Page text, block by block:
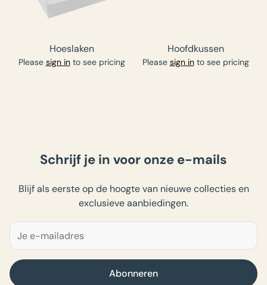
Hoeslaken
Please sign into see pricing
Hoofdkussen
Please sign into see pricing
Schrijf je in voor onze e-mails
Blijf als eerste op de hoogte van nieuwe collecties en
exclusieve aanbiedingen.
Abonneren